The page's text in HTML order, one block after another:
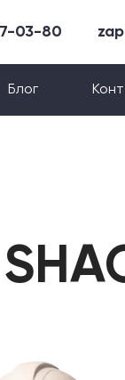
03-80
Блог